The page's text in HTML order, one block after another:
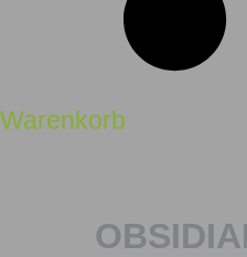
Warenkorb